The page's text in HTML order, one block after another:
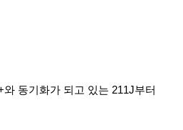
동기화가 되고 있는 211J부터